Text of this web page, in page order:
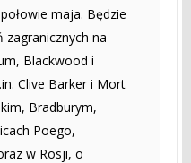
maja. Będzie
na
Blackwood i
Clive Barker i Mort
Bradburym,
Poego,
w Rosji, o